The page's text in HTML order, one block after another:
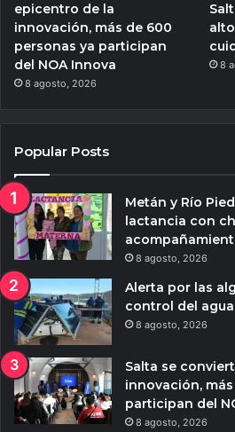
epicentro de la
innovación, más de 600
personas ya participan
del NOA Innova
8 agosto, 2026
8
Popular Posts
Metán y Río
lactancia con
8 agosto, 2026
Alerta por las
control del
8 agosto, 2026
Salta se
innovación,
participan del
8 agosto, 2026